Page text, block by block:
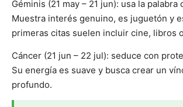
Géminis (21 may – 21 jun): usa la palabra
Muestra interés genuino, es juguetón y
primeras citas suelen incluir cine, libros
Cáncer (21 jun – 22 jul): seduce con
Su energía es suave y busca crear un
profundo.